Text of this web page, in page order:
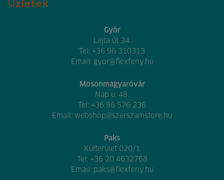
Üzletek
Győr
Lajta út 34.
Tel: +36 96 310313
Email: gyor@flexfeny.hu
Mosonmagyaróvár
Nap u. 48.
Tel: +36 96 576 236
Email: webshop@szerszamstore.hu
Paks
Külterület 020/1
Tel: +36 20 4632768
Email: paks@flexfeny.hu